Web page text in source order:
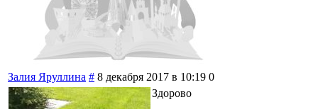
Залия Яруллина # 8 декабря 2017 в 10:19 0
Здорово